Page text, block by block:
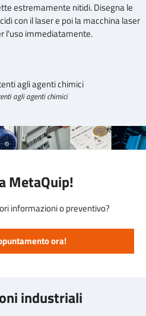
estremamente nitidi. Disegna le
con il laser e poi la macchina laser
l'uso immediatamente.
agli agenti chimici
MetaQuip!
informazioni o preventivo?
ora!
industriali